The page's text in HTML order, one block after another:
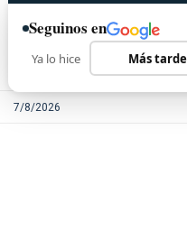
7/8/2026
Seguinos en
Ya lo hice Más tarde